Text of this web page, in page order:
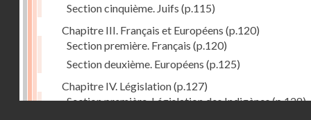
Section cinquième. Juifs (p.115)
Chapitre III. Français et Européens (p.120)
Section première. Français (p.120)
Section deuxième. Européens (p.125)
Chapitre IV. Législation(p.127)
Section première. Législation des Indigènes(p.128)